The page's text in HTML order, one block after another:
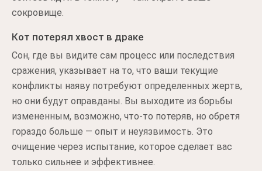
сокровище.
Кот потерял хвост в драке
Сон, где вы видите сам процесс или последствия
сражения, указывает на то, что ваши текущие
конфликты наяву потребуют определенных жертв,
но они будут оправданы. Вы выходите из борьбы
измененным, возможно, что-то потеряв, но обретя
гораздо больше — опыт и неуязвимость. Это
очищение через испытание, которое сделает вас
только сильнее и эффективнее.